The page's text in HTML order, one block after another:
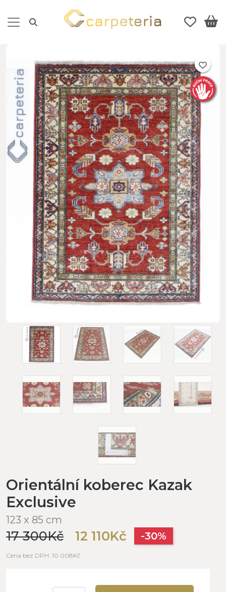
Orientální koberec Kazak
Exclusive
123 x 85 cm
17 300Kč 12 110Kč -30%
Cena bez DPH: 10 008Kč